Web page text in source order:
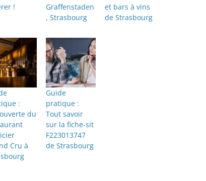
!
Graffenstaden
, Strasbourg
et bars à vins
de Strasbourg
:
du
Cru à
Guide
pratique :
Tout savoir
sur la fiche-sit
F223013747
de Strasbourg